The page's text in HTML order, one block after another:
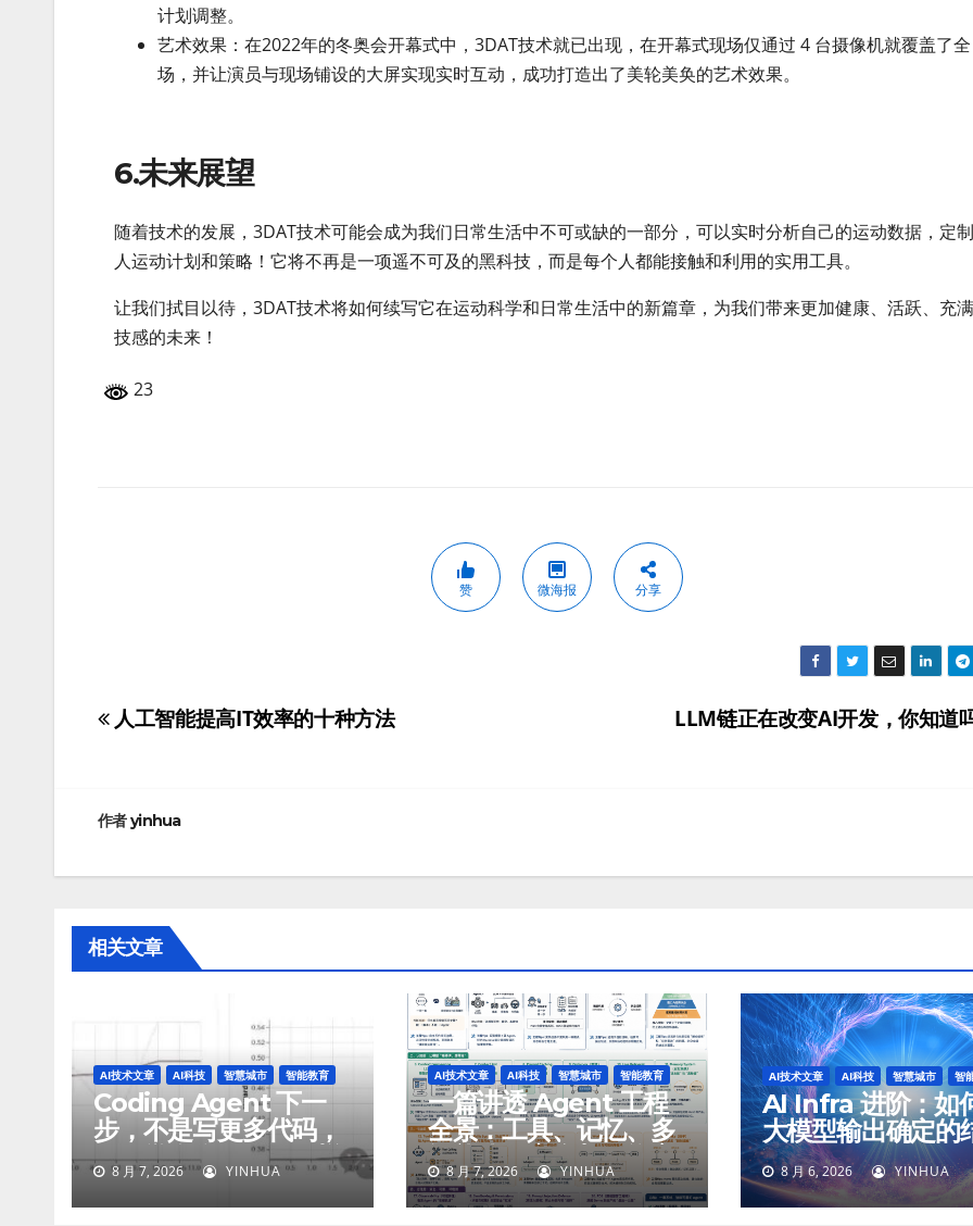
计划调整。
艺术效果：在2022年的冬奥会开幕式中，3DAT技术就已出现，在开幕式现场仅通过 4 台摄像机就覆盖了全
场，并让演员与现场铺设的大屏实现实时互动，成功打造出了美轮美奂的艺术效果。
6.未来展望
随着技术的发展，3DAT技术可能会成为我们日常生活中不可或缺的一部分，可以实时分析自己的运动数据，定
人运动计划和策略！它将不再是一项遥不可及的黑科技，而是每个人都能接触和利用的实用工具。
让我们拭目以待，3DAT技术将如何续写它在运动科学和日常生活中的新篇章，为我们带来更加健康、活跃、充
技感的未来！
23
赞 微海报 分享
文
导
LLM链正在改变AI开发，你知道
人工智能提高IT效率的十种方法
作者yinhua
相关文章
AI技术文章 AI科技 智慧城市 智能教育
Coding Agent 下一
步，不是写更多代码，
而是学会像工程师一样
工作
8 月 7, 2026 YINHUA
AI技术文章 AI科技 智慧城市 智能教育
一篇讲透 Agent 工程
全景：工具、记忆、多
智能体、安全与最终交
付8 月 7, 2026 YINHUA
AI技术文章 AI科技 智慧城市 智
AI Infra 进阶：如
大模型输出确定的
8 月 6, 2026 YINHUA